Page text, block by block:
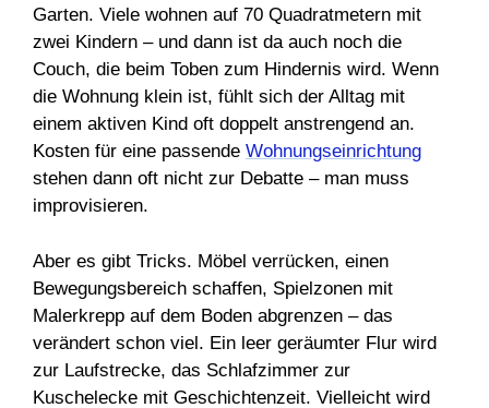
Garten. Viele wohnen auf 70 Quadratmetern mit
zwei Kindern – und dann ist da auch noch die
Couch, die beim Toben zum Hindernis wird. Wenn
die Wohnung klein ist, fühlt sich der Alltag mit
einem aktiven Kind oft doppelt anstrengend an.
Kosten für eine passende Wohnungseinrichtung
stehen dann oft nicht zur Debatte – man muss
improvisieren.
Aber es gibt Tricks. Möbel verrücken, einen
Bewegungsbereich schaffen, Spielzonen mit
Malerkrepp auf dem Boden abgrenzen – das
verändert schon viel. Ein leer geräumter Flur wird
zur Laufstrecke, das Schlafzimmer zur
Kuschelecke mit Geschichtenzeit. Vielleicht wird